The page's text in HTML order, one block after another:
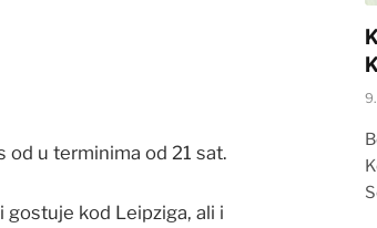
od u terminima od 21 sat.
kod Leipziga, ali i